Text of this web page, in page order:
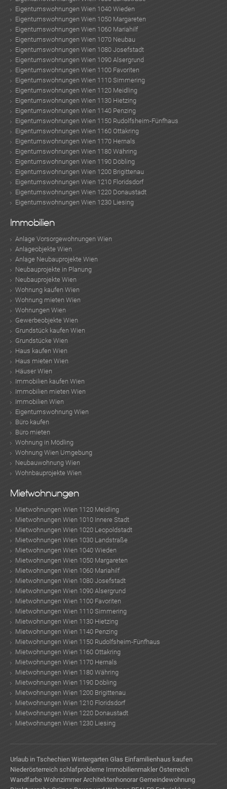
Eigentumswohnungen Wien 1040 Wieden
Eigentumswohnungen Wien 1050 Margareten
Eigentumswohnungen Wien 1060 Mariahilf
Eigentumswohnungen Wien 1070 Neubau
Eigentumswohnungen Wien 1080 Josefstadt
Eigentumswohnungen Wien 1090 Alsergrund
Eigentumswohnungen Wien 1100 Favoriten
Eigentumswohnungen Wien 1110 Simmering
Eigentumswohnungen Wien 1120 Meidling
Eigentumswohnungen Wien 1130 Hietzing
Eigentumswohnungen Wien 1140 Penzing
Eigentumswohnungen Wien 1150 Rudolfsheim-Fünfhaus
Eigentumswohnungen Wien 1160 Ottakring
Eigentumswohnungen Wien 1170 Hernals
Eigentumswohnungen Wien 1180 Währing
Eigentumswohnungen Wien 1190 Döbling
Eigentumswohnungen Wien 1200 Brigittenau
Eigentumswohnungen Wien 1210 Floridsdorf
Eigentumswohnungen Wien 1220 Donaustadt
Eigentumswohnungen Wien 1230 Liesing
Immobilien
Anlage Vorsorgewohnungen Wien
Anlageobjekte Wien
Anlage Neubauprojekte Wien
Neubauprojekte in Planung
Neubauprojekte Wien
Wohnung kaufen Wien
Wohnung mieten Wien
Wohnungen Wien
Gewerbeobjekte Wien
Grundstück kaufen Wien
Grundstücke Wien
Haus kaufen Wien
Haus mieten Wien
Häuser Wien
Immobilien kaufen Wien
Immobilien mieten Wien
Immobilien Wien
Eigentumswohnung Wien
Büro kaufen
Büro mieten
Wohnung in Mödling
Wohnung Wien Umgebung
Neubauwohnung Wien
Wohnbauprojekte Wien
Mietwohnungen
Mietwohnungen Wien 1120 Meidling
Mietwohnungen Wien 1010 Innere Stadt
Mietwohnungen Wien 1020 Leopoldstadt
Mietwohnungen Wien 1030 Landstraße
Mietwohnungen Wien 1040 Wieden
Mietwohnungen Wien 1050 Margareten
Mietwohnungen Wien 1060 Mariahilf
Mietwohnungen Wien 1080 Josefstadt
Mietwohnungen Wien 1090 Alsergrund
Mietwohnungen Wien 1100 Favoriten
Mietwohnungen Wien 1110 Simmering
Mietwohnungen Wien 1130 Hietzing
Mietwohnungen Wien 1140 Penzing
Mietwohnungen Wien 1150 Rudolfsheim-Fünfhaus
Mietwohnungen Wien 1160 Ottakring
Mietwohnungen Wien 1170 Hernals
Mietwohnungen Wien 1180 Währing
Mietwohnungen Wien 1190 Döbling
Mietwohnungen Wien 1200 Brigittenau
Mietwohnungen Wien 1210 Floridsdorf
Mietwohnungen Wien 1220 Donaustadt
Mietwohnungen Wien 1230 Liesing
Urlaub in Tschechien Wintergarten Glas Einfamilienhaus kaufen
Niederösterreich schlafprobleme Immobilienmakler Österreich
Wandfarbe Wohnzimmer Architektenhonorar Gemeindewohnung